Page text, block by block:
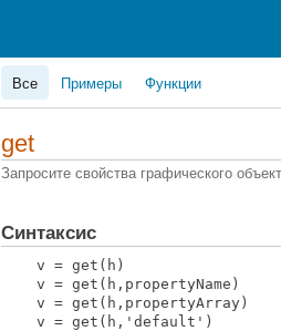
Все Примеры Функции
get
Запросите свойства графического
Синтаксис
v = get(h)
v = get(h,propertyName)
v = get(h,propertyArray)
v = get(h,'default')